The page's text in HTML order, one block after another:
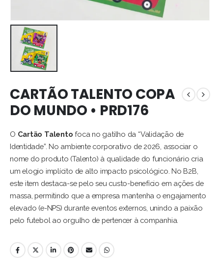
CARTÃO TALENTO COPA
DO MUNDO • PRD176
O Cartão Talento foca no gatilho da “Validação de
Identidade”. No ambiente corporativo de 2026, associar o
nome do produto (Talento) à qualidade do funcionário cria
um elogio implícito de alto impacto psicológico. No B2B,
este item destaca-se pelo seu custo-benefício em ações de
massa, permitindo que a empresa mantenha o engajamento
elevado (e-NPS) durante eventos externos, unindo a paixão
pelo futebol ao orgulho de pertencer à companhia.